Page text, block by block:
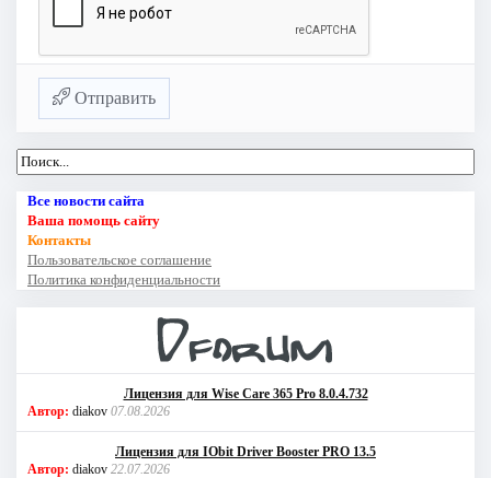
Отправить
Все новости сайта
Ваша помощь сайту
Контакты
Пользовательское соглашение
Политика конфиденциальности
Лицензия для Wise Care 365 Pro 8.0.4.732
Автор: diakov 07.08.2026
Лицензия для IObit Driver Booster PRO 13.5
Автор: diakov 22.07.2026